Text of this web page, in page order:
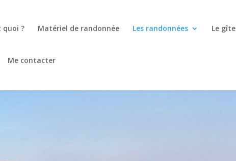
quoi ? Matériel de randonnée Les randonnées Le gîte
Me contacter